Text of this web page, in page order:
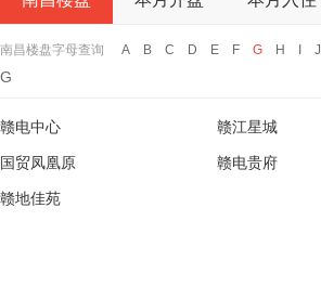
南昌楼盘字母查询 A B C D E F G H J
G
赣电中心 赣江星城
国贸凤凰原 赣电贵府
赣地佳苑